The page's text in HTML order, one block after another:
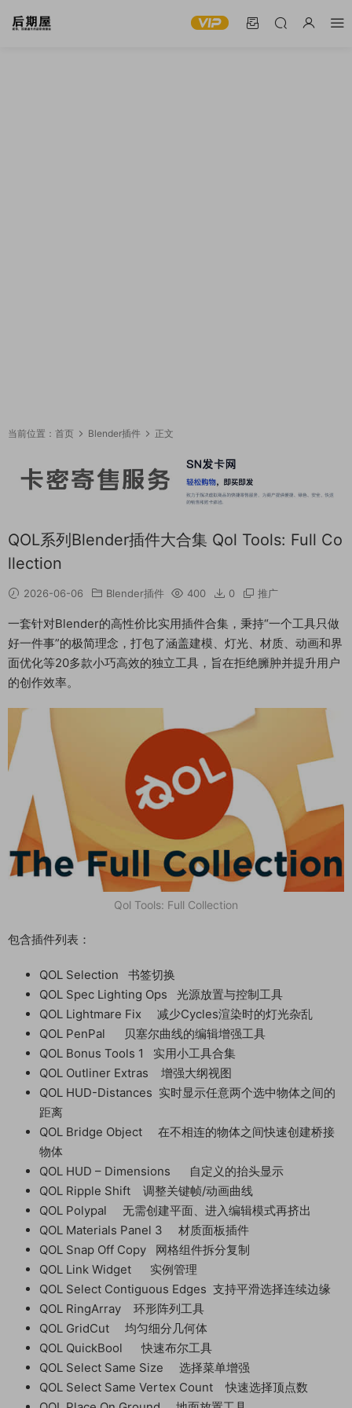
当前位置： 首页 Blender插件 正文
QOL系列Blender插件大合集 Qol Tools: Full Co
llection
2026-06-06 Blender插件 400 0 推广
一套针对Blender的高性价比实用插件合集，秉持“一个工具只做
好一件事”的极简理念，打包了涵盖建模、灯光、材质、动画和界
面优化等20多款小巧高效的独立工具，旨在拒绝臃肿并提升用户
的创作效率。
Qol Tools: Full Collection
包含插件列表：
QOL Selection 书签切换
QOL Spec Lighting Ops 光源放置与控制工具
QOL Lightmare Fix 减少Cycles渲染时的灯光杂乱
QOL PenPal 贝塞尔曲线的编辑增强工具
QOL Bonus Tools 1 实用小工具合集
QOL Outliner Extras 增强大纲视图
QOL HUD-Distances 实时显示任意两个选中物体之间的
距离
QOL Bridge Object 在不相连的物体之间快速创建桥接
物体
QOL HUD – Dimensions 自定义的抬头显示
QOL Ripple Shift 调整关键帧/动画曲线
QOL Polypal 无需创建平面、进入编辑模式再挤出
QOL Materials Panel 3 材质面板插件
QOL Snap Off Copy 网格组件拆分复制
QOL Link Widget 实例管理
QOL Select Contiguous Edges 支持平滑选择连续边缘
QOL RingArray 环形阵列工具
QOL GridCut 均匀细分几何体
QOL QuickBool 快速布尔工具
QOL Select Same Size 选择菜单增强
QOL Select Same Vertex Count 快速选择顶点数